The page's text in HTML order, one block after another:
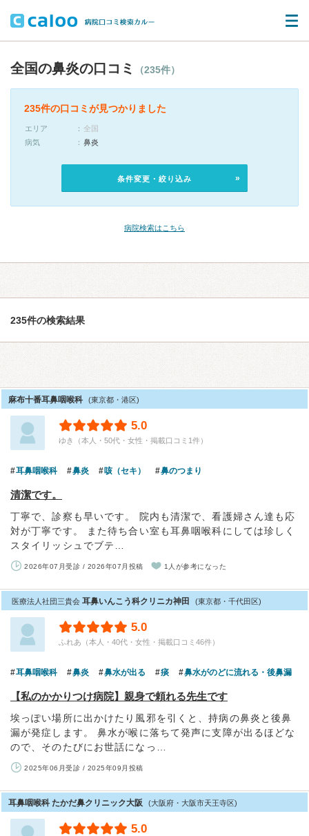
全国の鼻炎の口コミ （235件）
235件の口コミが見つかりました
エリア
全国
病気
鼻炎
条件変更・絞り込み
病院検索はこちら
235件の検索結果
麻布十番耳鼻咽喉科 (東京都・港区)
5.0
ゆき（本人・50代・女性・掲載口コミ1件）
耳鼻咽喉科 鼻炎 咳（セキ） 鼻のつまり
清潔です。
丁寧で、診察も早いです。 院内も清潔で、看護婦さん達も応
対が丁寧です。 また待ち合い室も耳鼻咽喉科にしては珍しく
スタイリッシュでブテ…
2026年07月受診 / 2026年07月投稿 1人が参考になった
医療法人社団三貴会 耳鼻いんこう科クリニカ神田 (東京都・千代田区)
5.0
ふれあ（本人・40代・女性・掲載口コミ46件）
耳鼻咽喉科 鼻炎 鼻水が出る 痰 鼻水がのどに流れる・後鼻漏
【私のかかりつけ病院】親身で頼れる先生です
埃っぽい場所に出かけたり風邪を引くと、持病の鼻炎と後鼻
漏が発症します。 鼻水が喉に落ちて発声に支障が出るほどな
ので、そのたびにお世話になっ…
2025年06月受診 / 2025年09月投稿
耳鼻咽喉科 たかだ鼻クリニック大阪 (大阪府・大阪市天王寺区)
5.0